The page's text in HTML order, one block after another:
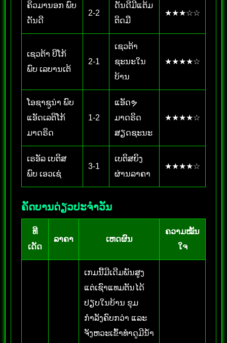
ຄິວມານອກ ພົບ
ດັນດີ
2-2
ດັນດີມີແຕ້ມ
ຕິດມື
★★★☆☆
ເຊວຕ້າ ບີໂກ້
ພົບ ເລບານເຕ້
2-1
ເຊວຕ້າ
ຊະນະໃນ
ບ້ານ
★★★★☆
ໂອຊາຊູນ່າ ພົບ
ແອັດເລຕິໂກ້
ມາດຣິດ
1-2
ແອັດຯ
ມາດຣິດ
ສຽດຊະນະ
★★★★☆
ເຣອັລ ເບຕິສ
ພົບ ເອວເຊ່
3-1
ເບຕິສຍິງ
ຜ່ານລາຄາ
★★★★☆
ຄັດບານດ່ຽວປະຈຳວັນ
ທີ
ເດັດ
ລາຄາ ເຫດຜົນ
ຄວາມໝັ້ນ
ໃຈ
ເກມນີ້ມີເດີມພັນສູງ
ແຕ່ເຊົາແທມຕັນໄດ້
ປຽບໃນບ້ານ ຂຸມ
ກຳລັງຄົບກວ່າ ແລະ
ຈັງຫວະເຂົ້າທຳດູມີນ້ຳ